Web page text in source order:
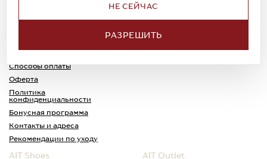
НЕ СЕЙЧАС
РАЗРЕШИТЬ
Все права защищены
Доставка
Способы оплаты
Оферта
Политика
конфиденциальности
Обмен и возврат
Каспи-Ред
Бонусная программа
Контакты и адреса
Рекомендации по уходу
AIT Shoes AIT Outlet